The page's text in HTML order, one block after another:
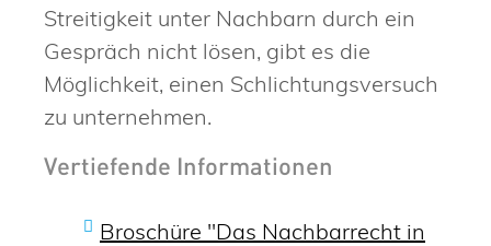
Streitigkeit unter Nachbarn durch ein
Gespräch nicht lösen, gibt es die
Möglichkeit, einen Schlichtungsversuch
zu unternehmen.
Vertiefende Informationen
Broschüre "Das Nachbarrecht in